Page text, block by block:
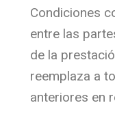
Condiciones
entre las
de la
reemplaza a
anteriores en